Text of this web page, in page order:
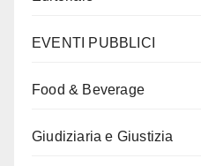
EVENTI PUBBLICI
Food & Beverage
Giudiziaria e Giustizia